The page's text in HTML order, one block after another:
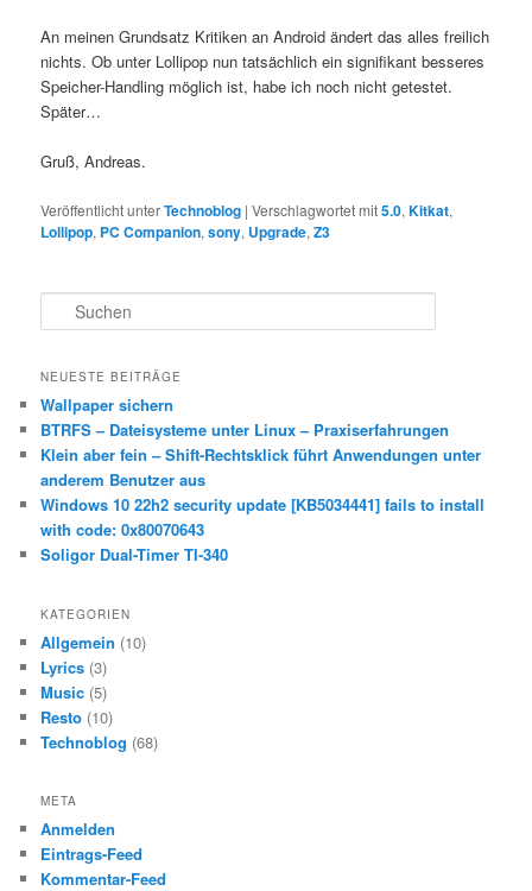
An meinen Grundsatz Kritiken an Android ändert das alles freilich
nichts. Ob unter Lollipop nun tatsächlich ein signifikant besseres
Speicher-Handling möglich ist, habe ich noch nicht getestet.
Später…
Gruß, Andreas.
Veröffentlicht unterTechnoblog |Verschlagwortet mit5.0,Kitkat,
Lollipop, PC Companion,sony, Upgrade,Z3
u
h
n
NEUESTE BEITRÄGE
Wallpaper sichern
BTRFS – Dateisysteme unter Linux – Praxiserfahrungen
Klein aber fein – Shift-Rechtsklick führt Anwendungen unter
anderem Benutzer aus
Windows 10 22h2 security update [KB5034441] fails to install
with code: 0x80070643
Soligor Dual-Timer TI-340
KATEGORIEN
Allgemein (10)
Lyrics (3)
Music (5)
Resto (10)
Technoblog (68)
META
Anmelden
Eintrags-Feed
Kommentar-Feed